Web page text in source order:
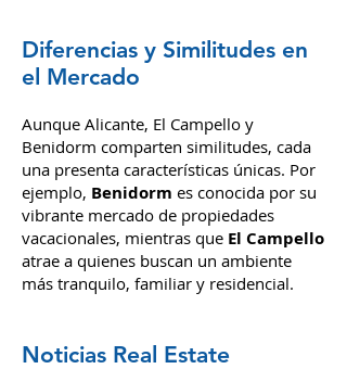
Diferencias y Similitudes en
el Mercado
Aunque Alicante, El Campello y
Benidorm comparten similitudes, cada
una presenta características únicas. Por
ejemplo, Benidorm es conocida por su
vibrante mercado de propiedades
vacacionales, mientras que El Campello
atrae a quienes buscan un ambiente
más tranquilo, familiar y residencial.
Noticias Real Estate